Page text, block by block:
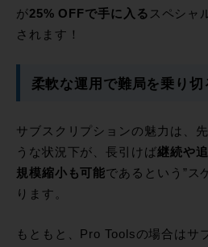
が25% OFFで手に入る スペシャ
されます！
柔軟な運用で難局を乗り切
サブスクリプションの魅力は、
うな状況下が、長引けば継続や
規模縮小も可能であるという”ス
ります。
もともと、Pro Toolsの場合はサ